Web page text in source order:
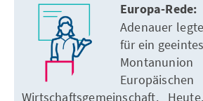
Europa-Rede:
Adenauer
für ein
Europäischen
Wirtschaftsgemeinschaft.